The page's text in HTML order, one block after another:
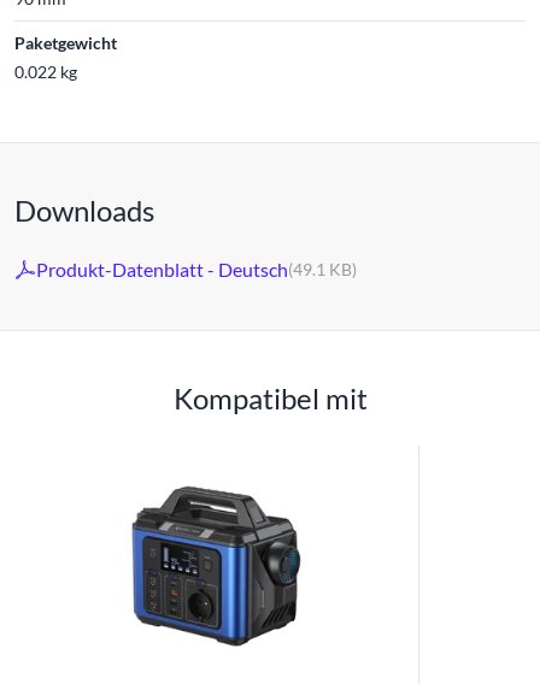
Paketgewicht
0.022 kg
Downloads
Produkt-Datenblatt - Deutsch(49.1 KB)
Kompatibel mit